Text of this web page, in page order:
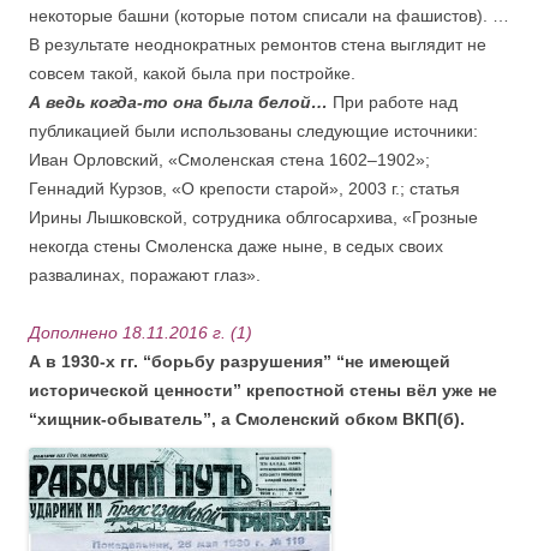
некоторые башни (которые потом списали на фашистов). …
В результате неоднократных ремонтов стена выглядит не
совсем такой, какой была при постройке.
А ведь когда-то она была белой… При работе над
публикацией были использованы следующие источники:
Иван Орловский, «Смоленская стена 1602–1902»;
Геннадий Курзов, «О крепости старой», 2003 г.; статья
Ирины Лышковской, сотрудника облгосархива, «Грозные
некогда стены Смоленска даже ныне, в седых своих
развалинах, поражают глаз».
Дополнено 18.11.2016 г. (1)
А в 1930-х гг. “борьбу разрушения” “не имеющей
исторической ценности” крепостной стены вёл уже не
“хищник-обыватель”, а Смоленский обком ВКП(б).